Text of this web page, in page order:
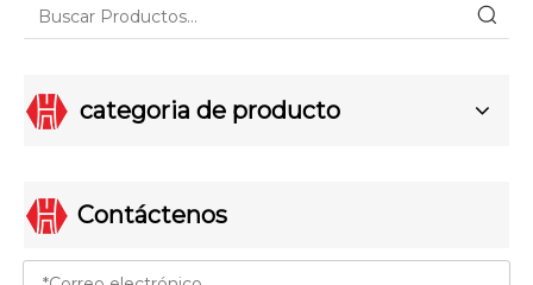
categoria de producto
Contáctenos